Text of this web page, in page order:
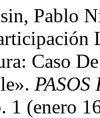
Pablo
Caso
1 (enero